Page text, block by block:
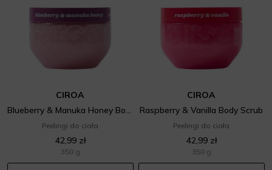
CIROA
Blueberry & Manuka Honey Body Scrub
Peelingi do ciała
42,99 zł
350 g
CIROA
Raspberry & Vanilla Body Scrub
Peelingi do ciała
42,99 zł
350 g